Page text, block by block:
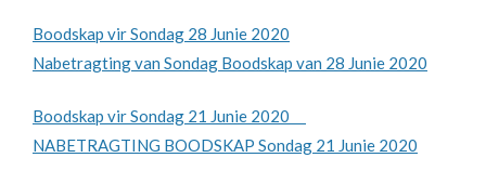
Boodskap vir Sondag 28 Junie 2020
Nabetragting van Sondag Boodskap van 28 Junie 2020
Boodskap vir Sondag 21 Junie 2020
NABETRAGTING BOODSKAP Sondag 21 Junie 2020